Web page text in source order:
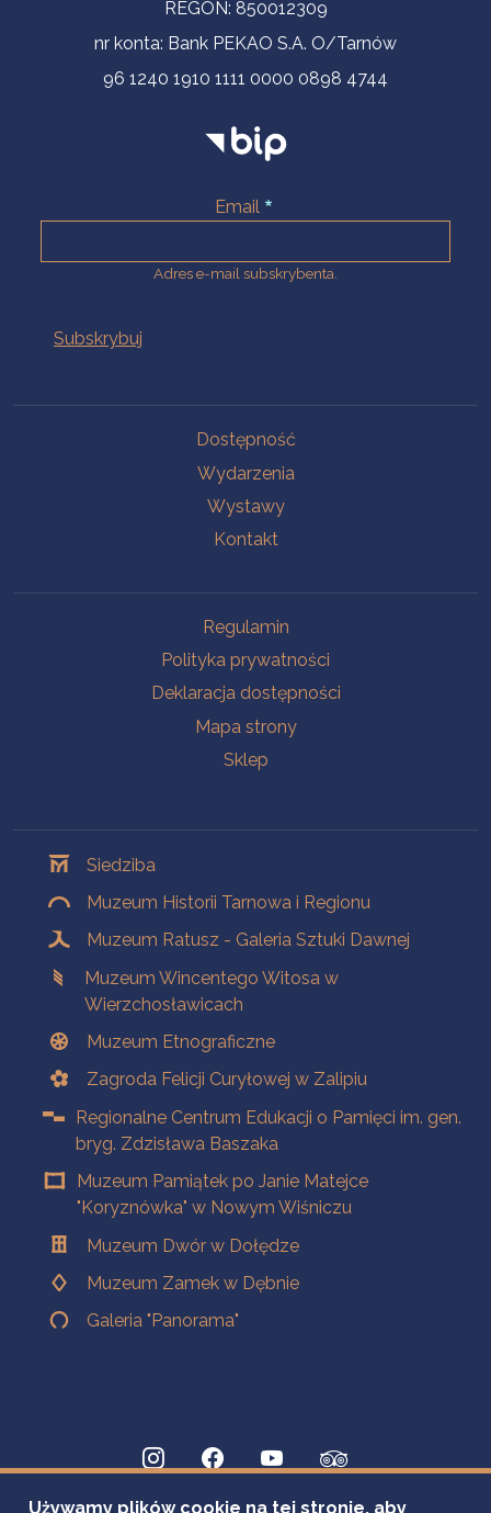
REGON: 850012309
nr konta: Bank PEKAO S.A. O/Tarnów
96 1240 1910 1111 0000 0898 4744
Email
Adres e-mail subskrybenta.
Dostępność
Wydarzenia
Wystawy
Kontakt
Regulamin
Polityka prywatności
Deklaracja dostępności
Mapa strony
Sklep
Siedziba
Muzeum Historii Tarnowa i Regionu
Muzeum Ratusz - Galeria Sztuki Dawnej
Muzeum Wincentego Witosa w
Wierzchosławicach
Muzeum Etnograficzne
Zagroda Felicji Curyłowej w Zalipiu
Regionalne Centrum Edukacji o Pamięci im. gen.
bryg. Zdzisława Baszaka
Muzeum Pamiątek po Janie Matejce
"Koryznówka" w Nowym Wiśniczu
Muzeum Dwór w Dołędze
Muzeum Zamek w Dębnie
Galeria "Panorama"
Używamy plików cookie na tej stronie, aby